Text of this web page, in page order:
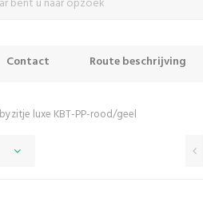
Contact Route beschrijving
luxe KBT-PP-rood/geel